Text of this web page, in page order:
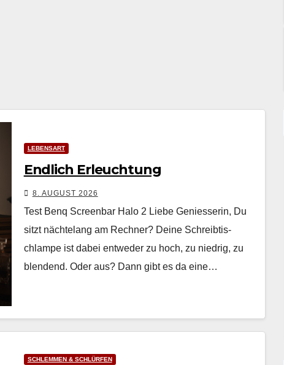
LEBENSART
Endlich Erleuchtung
8. AUGUST 2026
Test Benq Screenbar Halo 2 Liebe Geniesserin, Du
sitzt nächte­lang am Rech­n­er? Deine Schreibtis­
chlampe ist dabei entwed­er zu hoch, zu niedrig, zu
blendend. Oder aus? Dann gibt es da eine…
SCHLEMMEN & SCHLÜRFEN